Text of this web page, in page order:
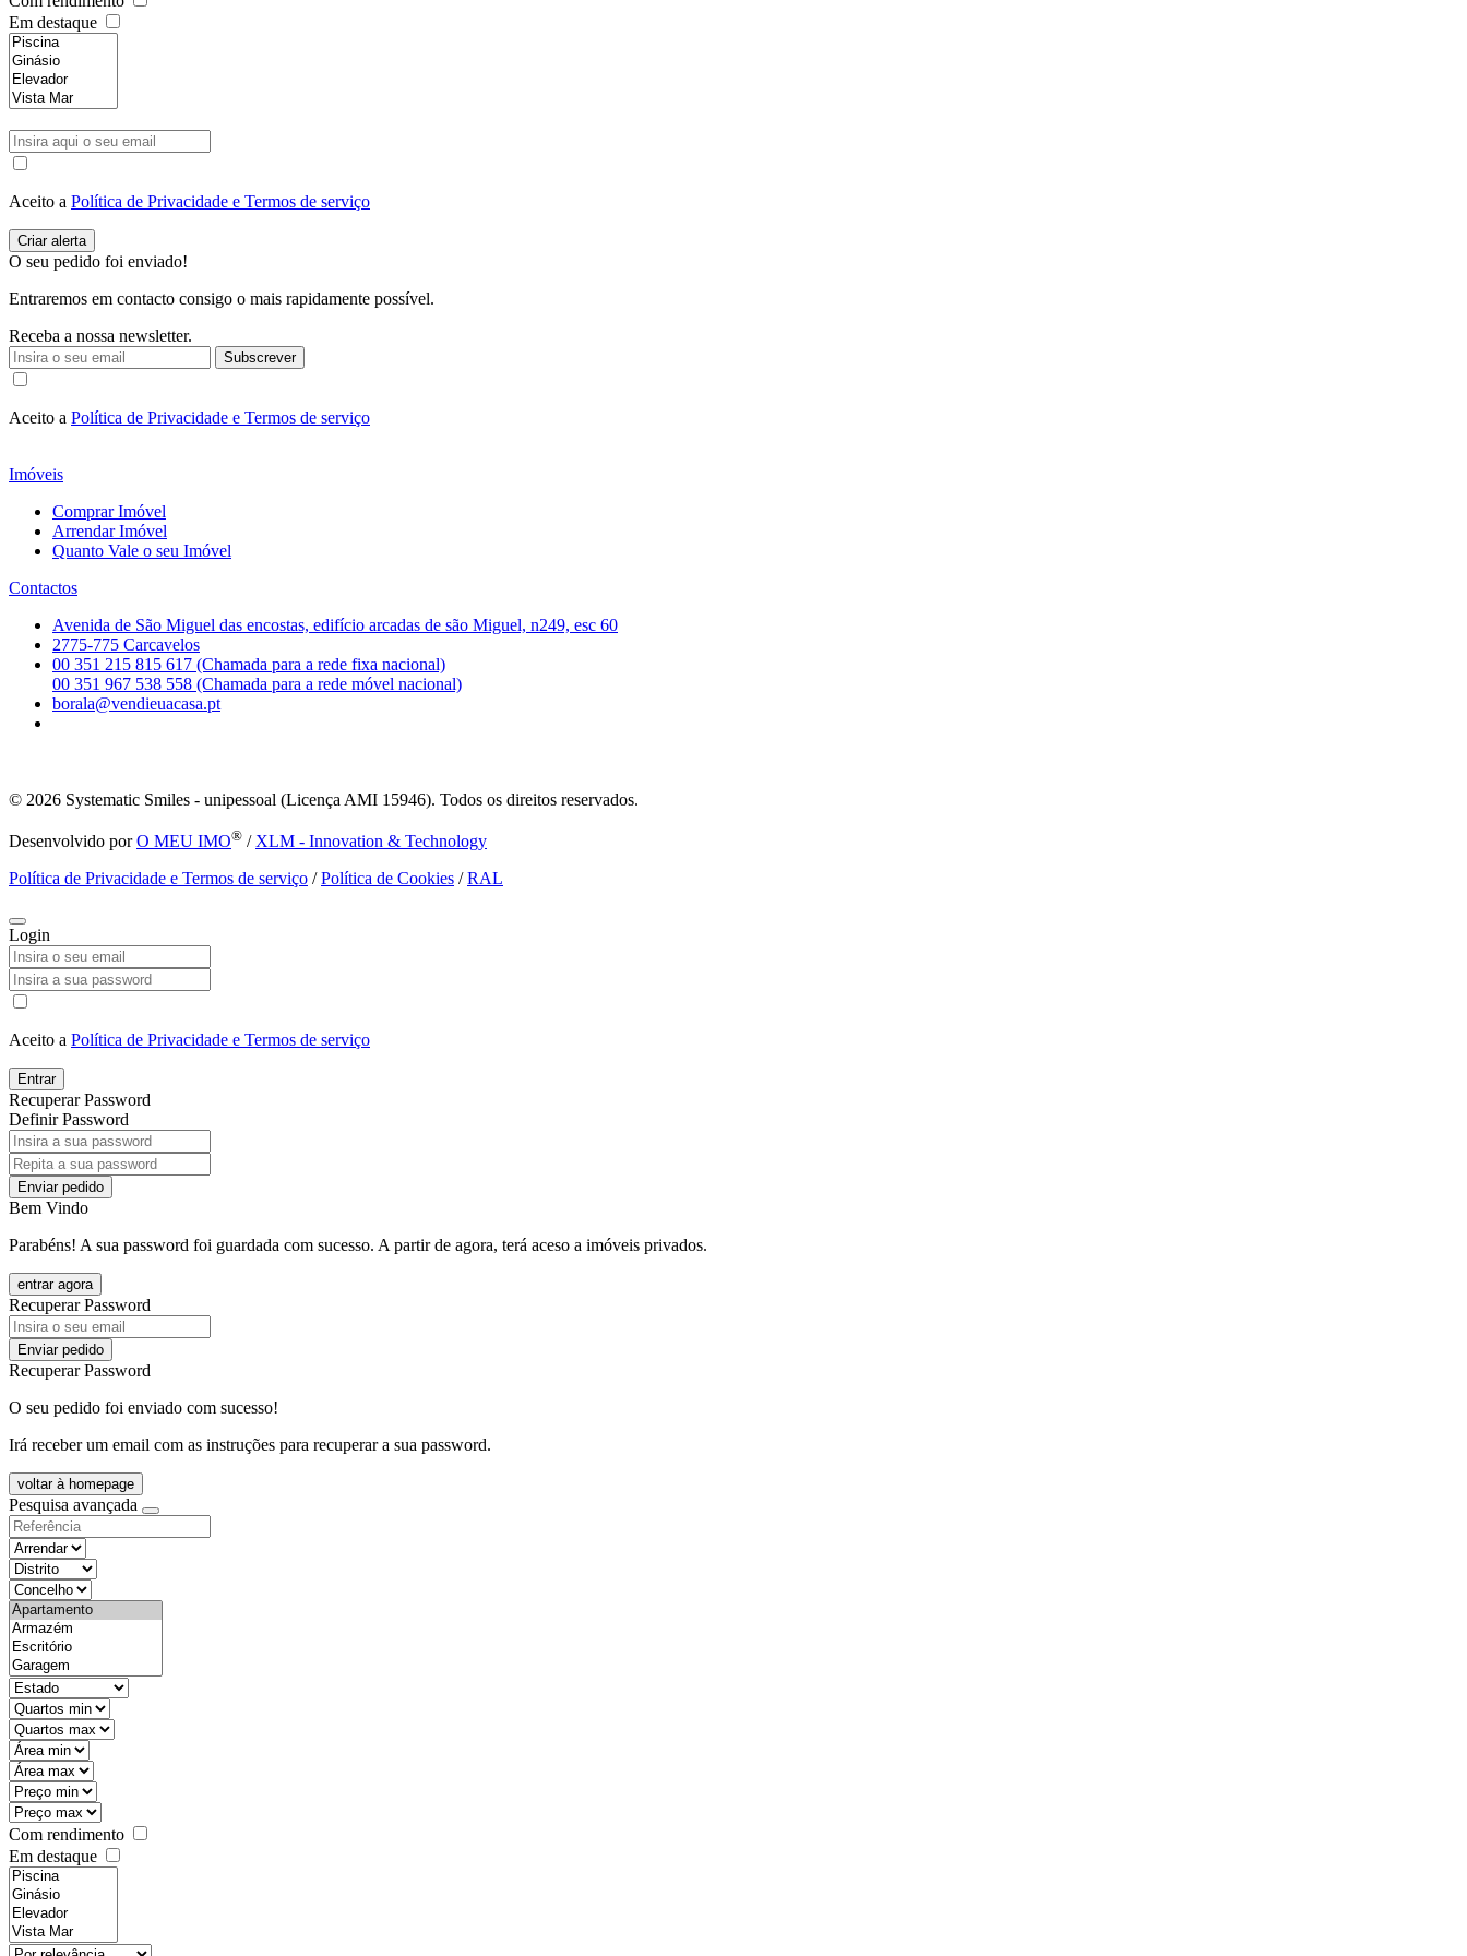
Em destaque
Aceito a Política de Privacidade e Termos de serviço
O seu pedido foi enviado!
Entraremos em contacto consigo o mais rapidamente possível.
Receba a nossa newsletter.
Subscrever
Aceito a Política de Privacidade e Termos de serviço
Imóveis
Comprar Imóvel
Arrendar Imóvel
Quanto Vale o seu Imóvel
Contactos
Avenida de São Miguel das encostas, edifício arcadas de são Miguel, n249, esc 60
2775-775 Carcavelos
00 351 215 815 617 (Chamada para a rede fixa nacional)
00 351 967 538 558 (Chamada para a rede móvel nacional)
borala@vendieuacasa.pt
© 2026 Systematic Smiles - unipessoal (Licença AMI 15946). Todos os direitos reservados.
Desenvolvido porO MEU IMO® / XLM - Innovation & Technology
Política de Privacidade e Termos de serviço /Política de Cookies /RAL
Login
Aceito a Política de Privacidade e Termos de serviço
Entrar
Recuperar Password
Definir Password
Enviar pedido
Bem Vindo
Parabéns! A sua password foi guardada com sucesso. A partir de agora, terá aceso a imóveis privados.
entrar agora
Recuperar Password
Enviar pedido
Recuperar Password
O seu pedido foi enviado com sucesso!
Irá receber um email com as instruções para recuperar a sua password.
voltar à homepage
Pesquisa avançada
objective
districtId
countyId
types
state
mintypo
maxtypo
minarea
maxarea
minprice
maxprice
Com rendimento
Em destaque
features